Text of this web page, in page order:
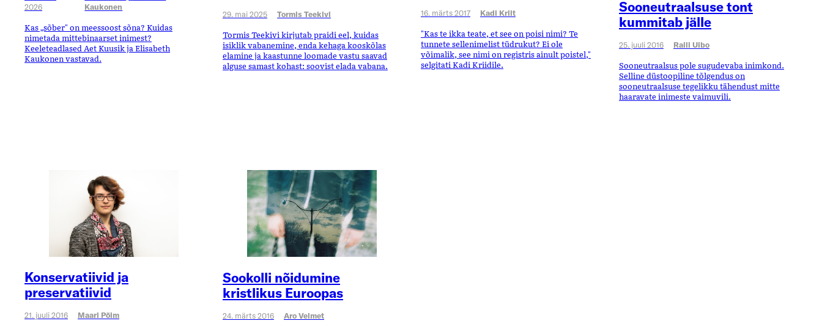
2026
Kaukonen
Kas „sõber" on meessoost sõna? Kuidas
nimetada mittebinaarset inimest?
Keeleteadlased Aet Kuusik ja Elisabeth
Kaukonen vastavad.
29. mai 2025 Tormis Teekivi
Tormis Teekivi kirjutab praidi eel, kuidas
isiklik vabanemine, enda kehaga kooskõlas
elamine ja kaastunne loomade vastu saavad
alguse samast kohast: soovist elada vabana.
16. märts 2017 Kadi Kriit
"Kas te ikka teate, et see on poisi nimi? Te
tunnete sellenimelist tüdrukut? Ei ole
võimalik, see nimi on registris ainult poistel,"
selgitati Kadi Kriidile.
Sooneutraalsuse tont
kummitab jälle
25. juuli 2016 Raili Uibo
Sooneutraalsus pole sugudevaba inimkond.
Selline düstoopiline tõlgendus on
sooneutraalsuse tegelikku tähendust mitte
haaravate inimeste vaimuvili.
Konservatiivid ja
preservatiivid
21. juuli 2016 Maari Põim
Sookolli nõidumine
kristlikus Euroopas
24. märts 2016 Aro Velmet